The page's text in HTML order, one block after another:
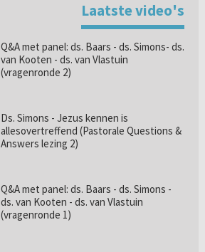
Laatste video's
Q&A met panel: ds. Baars - ds. Simons- ds.
van Kooten - ds. van Vlastuin
(vragenronde 2)
Ds. Simons - Jezus kennen is
allesovertreffend (Pastorale Questions &
Answers lezing 2)
Q&A met panel: ds. Baars - ds. Simons -
ds. van Kooten - ds. van Vlastuin
(vragenronde 1)